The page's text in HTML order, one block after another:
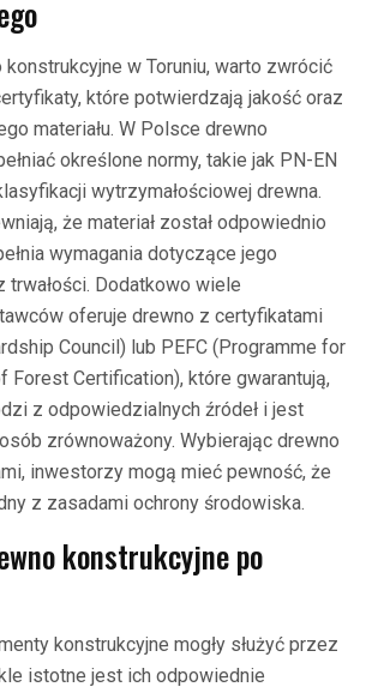
w Toruniu, warto zwrócić
które potwierdzają jakość oraz
materiału. W Polsce drewno
określone normy, takie jak PN-EN
wytrzymałościowej drewna.
że materiał został odpowiednio
wymagania dotyczące jego
trwałości. Dodatkowo wiele
oferuje drewno z certyfikatami
Council) lub PEFC (Programme for
Forest Certification), które gwarantują,
z odpowiedzialnych źródeł i jest
zrównoważony. Wybierając drewno
inwestorzy mogą mieć pewność, że
z zasadami ochrony środowiska.
konstrukcyjne po
konstrukcyjne mogły służyć przez
istotne jest ich odpowiednie